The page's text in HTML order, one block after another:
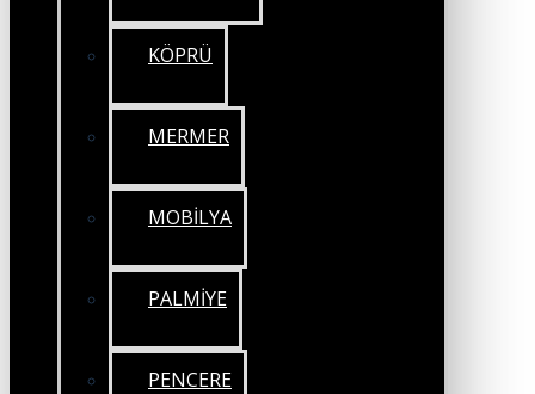
KÖPRÜ
MERMER
MOBİLYA
PALMİYE
PENCERE